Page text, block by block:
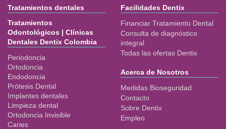
Tratamientos dentales
Tratamientos
Odontológicos | Clínicas
Dentales Dentix Colombia
Periodoncia
Ortodoncia
Endodoncia
Prótesis Dental
Implantes dentales
Limpieza dental
Ortodoncia Invisible
Caries
Facilidades Dentix
Financiar Tratamiento Dental
Consulta de diagnóstico
integral
Todas las ofertas Dentix
Acerca de Nosotros
Medidas Bioseguridad
Contacto
Sobre Dentix
Empleo